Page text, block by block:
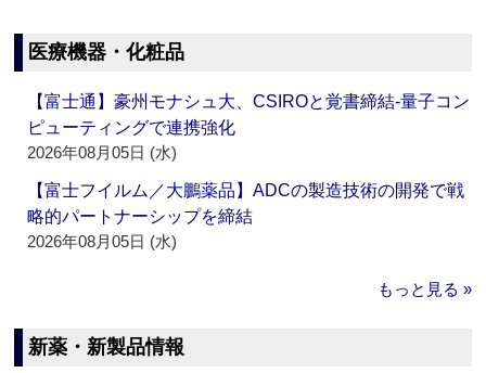
医療機器・化粧品
【富士通】豪州モナシュ大、CSIROと覚書締結‐量子コン
ピューティングで連携強化
2026年08月05日 (水)
【富士フイルム／大鵬薬品】ADCの製造技術の開発で戦
略的パートナーシップを締結
2026年08月05日 (水)
もっと見る »
新薬・新製品情報